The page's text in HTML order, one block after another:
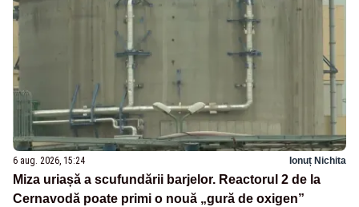
6 aug. 2026, 15:24 Ionuț Nichita
Miza uriașă a scufundării barjelor. Reactorul 2 de la
Cernavodă poate primi o nouă „gură de oxigen”